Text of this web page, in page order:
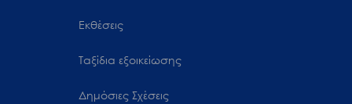
Εκθέσεις
Ταξίδια εξοικείωσης
Δημόσιες Σχέσεις